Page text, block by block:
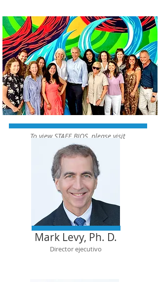
To view STAFF BIOS, please visit
our site from a desktop!
Mark Levy, Ph. D.
Director ejecutivo